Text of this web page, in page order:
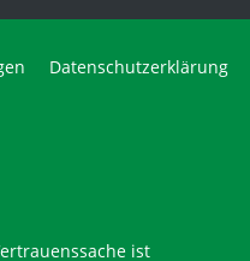
Datenschutzerklärung
ist